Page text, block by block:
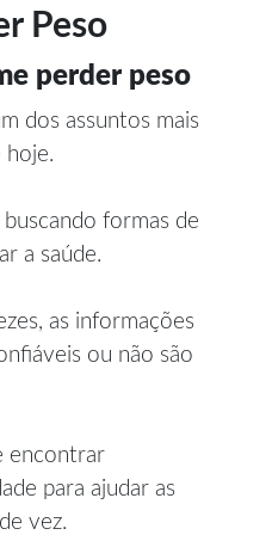
Peso
perder peso
dos assuntos mais
hoje.
formas de
a saúde.
as informações
ou não são
encontrar
para ajudar as
vez.